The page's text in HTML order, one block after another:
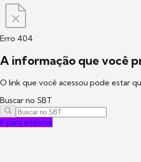
Erro 404
A informação que você
O link que você acessou pode estar
Buscar no SBT
Ir para a Home